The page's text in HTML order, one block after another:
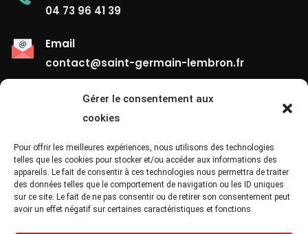
Gérer le consentement aux
cookies
Pour offrir les meilleures expériences, nous utilisons des technologies
telles que les cookies pour stocker et/ou accéder aux informations des
appareils. Le fait de consentir à ces technologies nous permettra de traiter
des données telles que le comportement de navigation ou les ID uniques
sur ce site. Le fait de ne pas consentir ou de retirer son consentement peut
avoir un effet négatif sur certaines caractéristiques et fonctions.
04 73 96 41 39
Email
contact@saint-germain-lembron.fr
Liens Utiles
Contact
Mentions Légales
Confidentialité